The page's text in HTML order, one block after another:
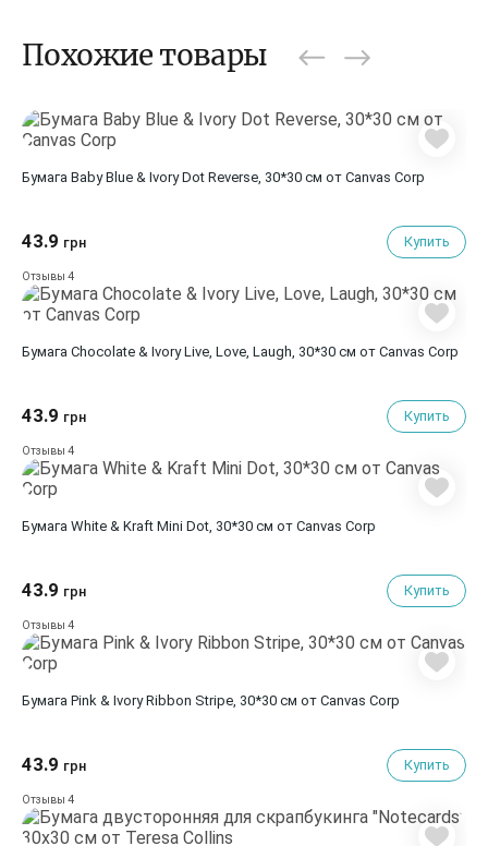
Похожие товары
Бумага Baby Blue & Ivory Dot Reverse, 30*30 см от Canvas Corp
43.9 грн Купить
Отзывы 4
Бумага Chocolate & Ivory Live, Love, Laugh, 30*30 см от Canvas Corp
43.9 грн Купить
Отзывы 4
Бумага White & Kraft Mini Dot, 30*30 см от Canvas Corp
43.9 грн Купить
Отзывы 4
Бумага Pink & Ivory Ribbon Stripe, 30*30 см от Canvas Corp
43.9 грн Купить
Отзывы 4